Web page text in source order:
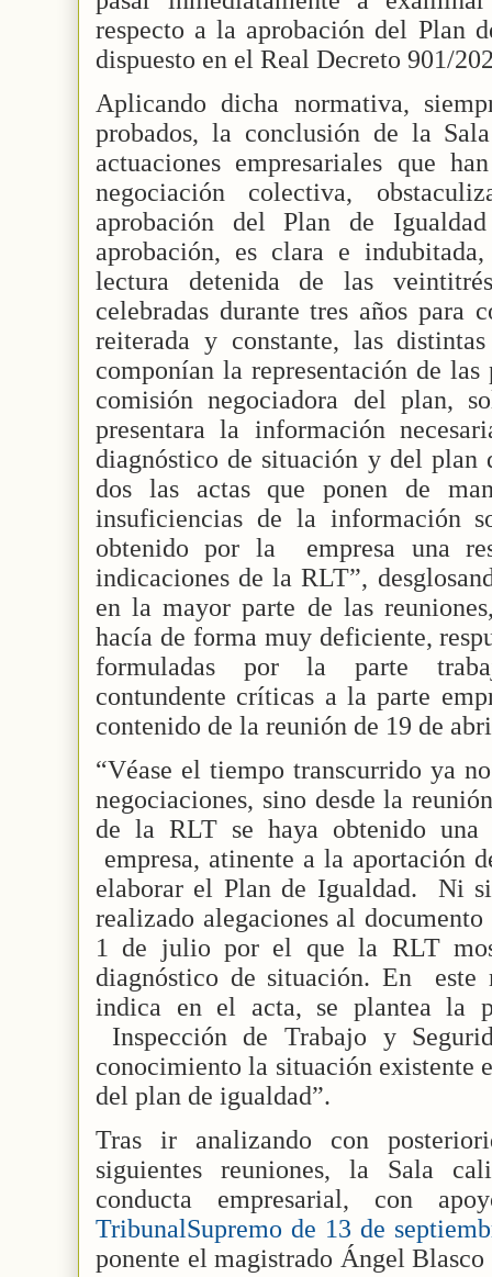
respecto a la aprobación del Plan
dispuesto en el Real Decreto 901/
Aplicando dicha normativa,
probados, la conclusión de la
actuaciones empresariales que
negociación colectiva,
aprobación del Plan de
aprobación, es clara e
lectura detenida de las
celebradas durante tres años para
reiterada y constante, las
componían la representación de las
comisión negociadora del plan,
presentara la información
diagnóstico de situación y del plan
dos las actas que ponen de
insuficiencias de la información
obtenido por la
empresa una
indicaciones de la RLT”,
en la mayor parte de las
hacía de forma muy deficiente,
formuladas por la parte
contundente críticas a la parte
contenido de la reunión de 19 de
“Véase el tiempo transcurrido ya
negociaciones, sino desde la
de la RLT se haya obtenido una
empresa, atinente a la aportación
elaborar el Plan de Igualdad.
Ni
realizado alegaciones al
1 de julio por el que la RLT
diagnóstico de situación. En
este
indica en el acta, se plantea la
Inspección de Trabajo y
conocimiento la situación existente
del plan de igualdad”.
Tras ir analizando con
siguientes reuniones, la Sala
conducta empresarial, con
TribunalSupremo de 13 de
ponente el magistrado Ángel